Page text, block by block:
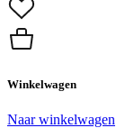
Winkelwagen
Naar winkelwagen